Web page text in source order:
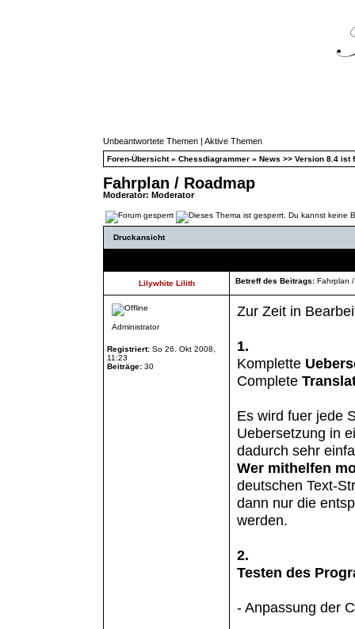
Unbeantwortete Themen | Aktive Themen
Foren-Übersicht» Chessdiagrammer » News >> Version 8.4 ist
Fahrplan / Roadmap
Moderator: Moderator
Druckansicht
Lilywhite Lilith Betreff des Beitrags: Fahrplan
Administrator
Registriert: So 26. Okt 2008,
11:23
Beiträge: 30
Zur Zeit in
1.
Komplette
Complete
Es wird fuer jede
Uebersetzung in
dadurch sehr
Wer mithelfen
deutschen Text-
dann nur die
werden.
2.
Testen des
- Anpassung der